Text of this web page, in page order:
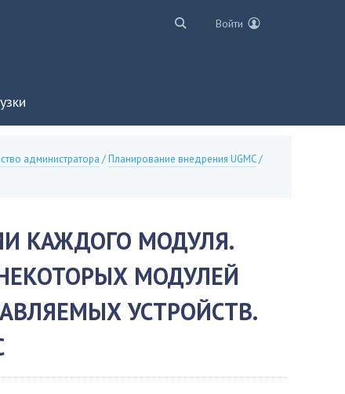
Войти
администратора /Планирование внедрения UGMC/
КАЖДОГО МОДУЛЯ.
МОДУЛЕЙ
УСТРОЙСТВ.